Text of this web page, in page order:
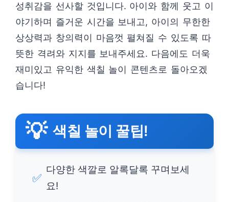
성취감을 선사할 것입니다. 아이와 함께 웃고 이
야기하며 즐거운 시간을 보내고, 아이의 무한한
상상력과 창의력이 마음껏 펼쳐질 수 있도록 따
뜻한 격려와 지지를 보내주세요. 다음에도 더욱
재미있고 유익한 색칠 놀이 콘텐츠로 돌아오겠
습니다!
💡 색칠 놀이 꿀팁!
✅
다양한 색깔로 알록달록 꾸며보세
요!